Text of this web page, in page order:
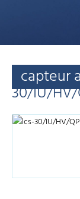
capteur
30/IU/HV/